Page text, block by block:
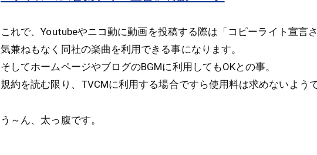
これで、Youtubeやニコ動に動画を投稿する際は「コピーライト宣言
気兼ねもなく同社の楽曲を利用できる事になります。
そしてホームページやブログのBGMに利用してもOKとの事。
規約を読む限り、TVCMに利用する場合ですら使用料は求めないようで
う～ん、太っ腹です。